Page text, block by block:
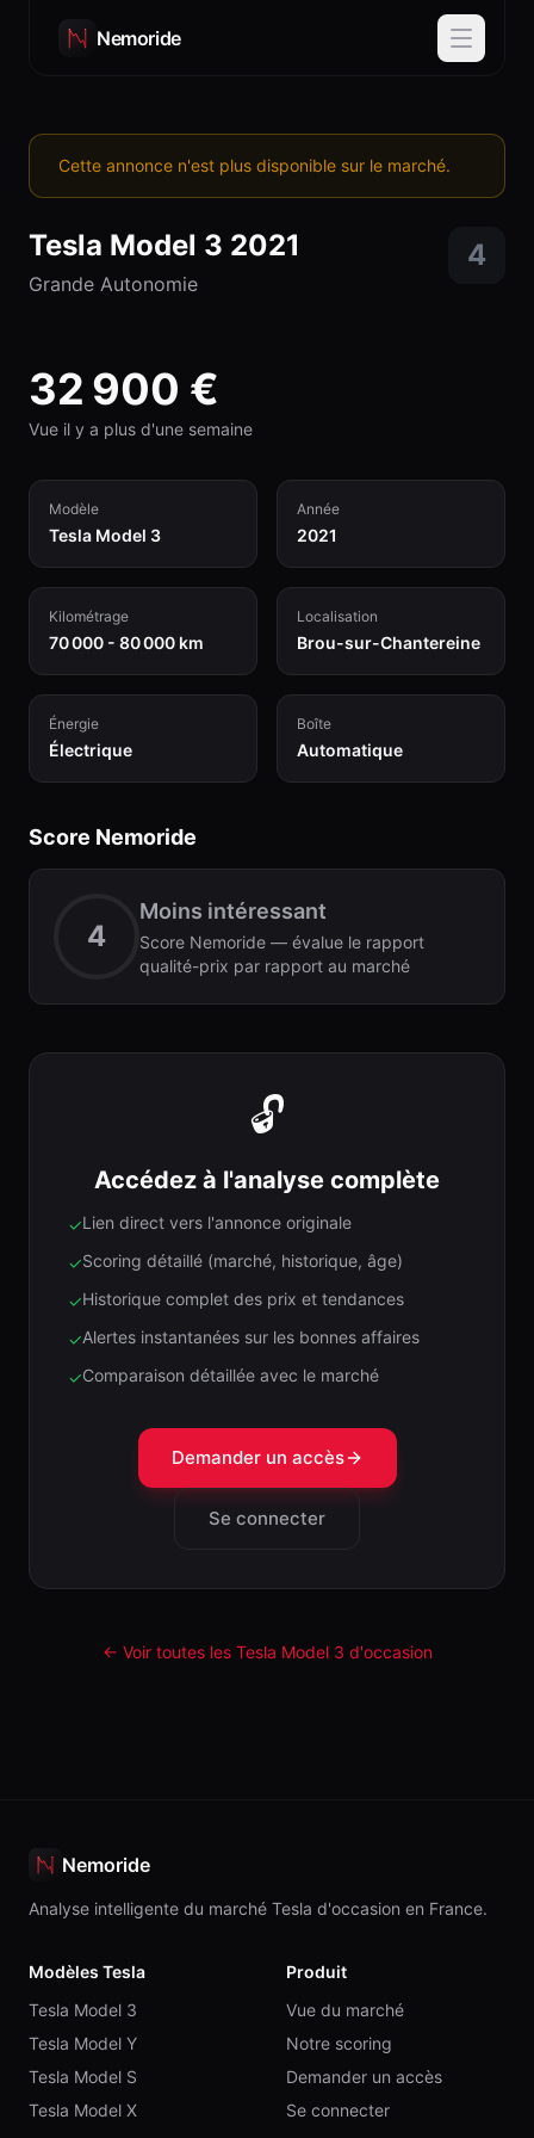
Nemoride
Cette annonce n'est plus disponible sur le marché.
Tesla Model 3 2021
Grande Autonomie
4
32 900 €
Vue il y a plus d'une semaine
Modèle
Tesla Model 3
Année
2021
Kilométrage
70 000 - 80 000 km
Localisation
Brou-sur-Chantereine
Énergie
Électrique
Boîte
Automatique
Score Nemoride
4
Moins intéressant
Score Nemoride — évalue le rapport
qualité-prix par rapport au marché
🔓
Accédez à l'analyse complète
✓Lien direct vers l'annonce originale
✓Scoring détaillé (marché, historique, âge)
✓Historique complet des prix et tendances
✓Alertes instantanées sur les bonnes affaires
✓Comparaison détaillée avec le marché
Demander un accès
Se connecter
← Voir toutes les Tesla Model 3 d'occasion
Nemoride
Analyse intelligente du marché Tesla d'occasion en France.
Modèles Tesla
Tesla Model 3
Tesla Model Y
Tesla Model S
Tesla Model X
Produit
Vue du marché
Notre scoring
Demander un accès
Se connecter